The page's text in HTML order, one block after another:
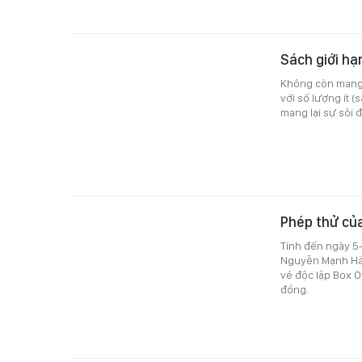
Sách giới
Không còn
với số lượng ít
mang lại sự sôi
Phép thử
Tính đến ngày
Nguyễn Mạnh
vé độc lập Box
đồng.